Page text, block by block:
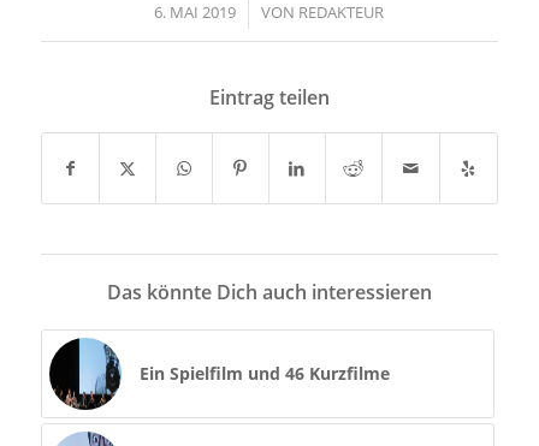
6. MAI 2019
/ VON REDAKTEUR
Eintrag teilen
Das könnte Dich auch interessieren
Ein Spielfilm und 46 Kurzfilme